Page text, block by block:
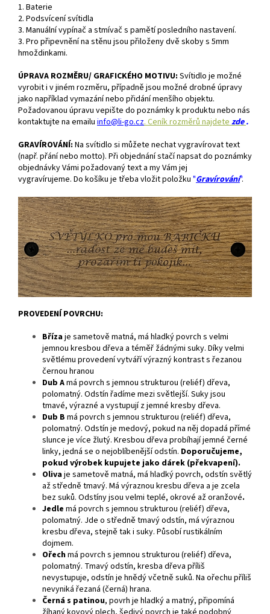
1. Baterie
2. Podsvícení svítidla
3. Manuální vypínač a stmívač s pamětí posledního nastavení.
3. Pro připevnění na stěnu jsou přiloženy dvě skoby s 5mm
hmoždinkami.
ÚPRAVA ROZMĚRU/ GRAFICKÉHO MOTIVU: Svítidlo je možné
vyrobit i v jiném rozměru, případně jsou možné drobné úpravy
jako například vymazání nebo přidání menšího objektu.
Požadovanou úpravu vepište do poznámky k produktu nebo nás
kontaktujte na emailu info@li-go.cz. Ceník rozměrů najdete zde .
GRAVÍROVÁNÍ: Na svítidlo si můžete nechat vygravírovat text
(např. přání nebo motto). Při objednání stačí napsat do poznámky
objednávky Vámi požadovaný text a my Vám jej
vygravírujeme. Do košíku je třeba vložit položku "Gravírování".
PROVEDENÍ POVRCHU:
Břízaje sametově matná, má hladký povrch s velmi
jemnou kresbou dřeva a téměř žádnými suky. Díky velmi
světlému provedení vytváří výrazný kontrast s řezanou
černou hranou
Dub Amá povrch s jemnou strukturou (reliéf) dřeva,
polomatný. Odstín řadíme mezi světlejší. Suky jsou
tmavé, výrazné a vystupují z jemné kresby dřeva.
Dub B má povrch s jemnou strukturou (reliéf) dřeva,
polomatný. Odstín je medový, pokud na něj dopadá přímé
slunce je více žlutý. Kresbou dřeva probíhají jemné černé
linky, jedná se o nejoblíbenější odstín. Doporučujeme,
pokud výrobek kupujete jako dárek (překvapení).
Olivaje sametově matná, má hladký povrch, odstín světlý
až středně tmavý. Má výraznou kresbu dřeva a je zcela
bez suků. Odstíny jsou velmi teplé, okrové až oranžové.
Jedle má povrch s jemnou strukturou (reliéf) dřeva,
polomatný. Jde o středně tmavý odstín, má výraznou
kresbu dřeva, stejně tak i suky. Působí rustikálním
dojmem.
Ořechmá povrch s jemnou strukturou (reliéf) dřeva,
polomatný. Tmavý odstín, kresba dřeva příliš
nevystupuje, odstín je hnědý včetně suků. Na ořechu příliš
nevyniká řezaná (černá) hrana.
Černá s patinou, povrh je hladký a matný, připomíná